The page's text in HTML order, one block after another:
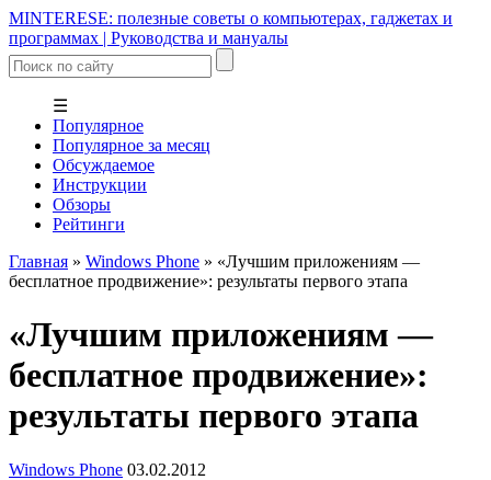
MINTERESE: полезные советы о компьютерах, гаджетах и
программах | Руководства и мануалы
☰
Популярное
Популярное за месяц
Обсуждаемое
Инструкции
Обзоры
Рейтинги
Главная » Windows Phone » «Лучшим приложениям —
бесплатное продвижение»: результаты первого этапа
«Лучшим приложениям —
бесплатное продвижение»:
результаты первого этапа
Windows Phone 03.02.2012